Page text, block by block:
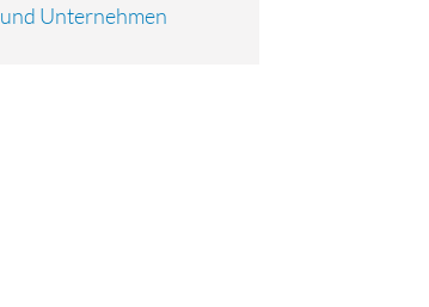
und Unternehmen